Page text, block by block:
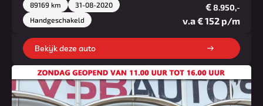
89169 km
31-08-2020
Handgeschakeld
€8.950,-
v.a € 152 p/m
Bekijk deze auto